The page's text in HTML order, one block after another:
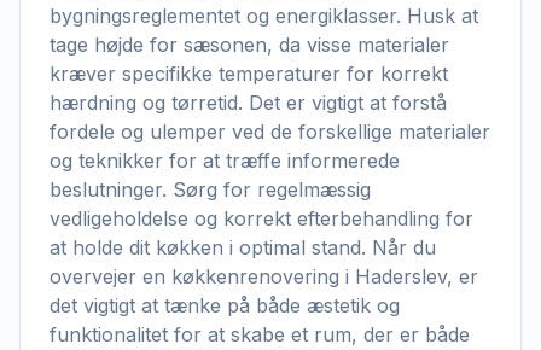
bygningsreglementet og energiklasser. Husk at
tage højde for sæsonen, da visse materialer
kræver specifikke temperaturer for korrekt
hærdning og tørretid. Det er vigtigt at forstå
fordele og ulemper ved de forskellige materialer
og teknikker for at træffe informerede
beslutninger. Sørg for regelmæssig
vedligeholdelse og korrekt efterbehandling for
at holde dit køkken i optimal stand. Når du
overvejer en køkkenrenovering i Haderslev, er
det vigtigt at tænke på både æstetik og
funktionalitet for at skabe et rum, der er både